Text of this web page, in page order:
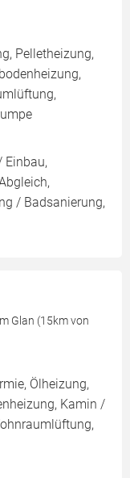
Pelletheizung,
Einbau,
/ Badsanierung,
Glan (15km von
Ölheizung,
Kamin /